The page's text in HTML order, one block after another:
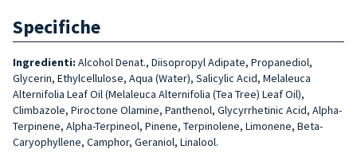
Specifiche
Ingredienti: Alcohol Denat., Diisopropyl Adipate, Propanediol,
Glycerin, Ethylcellulose, Aqua (Water), Salicylic Acid, Melaleuca
Alternifolia Leaf Oil (Melaleuca Alternifolia (Tea Tree) Leaf Oil),
Climbazole, Piroctone Olamine, Panthenol, Glycyrrhetinic Acid, Alpha-
Terpinene, Alpha-Terpineol, Pinene, Terpinolene, Limonene, Beta-
Caryophyllene, Camphor, Geraniol, Linalool.